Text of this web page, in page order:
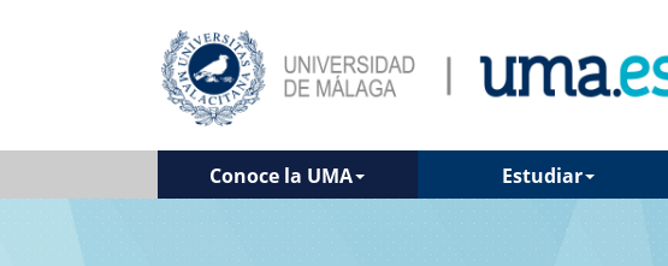
Conoce la UMA Estudiar